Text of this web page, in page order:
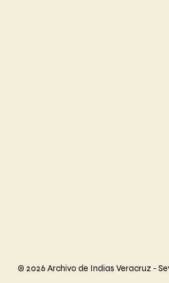
© 2026 Archivo de Indias Veracruz -